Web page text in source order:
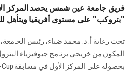
فريق جامعة عين شمس يحصد المركز
"بتروكب" على مستوى أفريقيا ويتأهل
تحت رعاية أ. د. محمد ضياء، رئيس
المكون من خريجي برنامج جيوفيزياء البترول